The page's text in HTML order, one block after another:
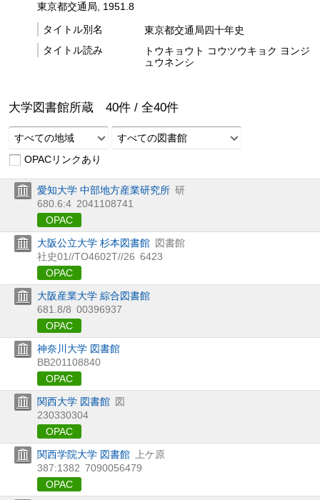
東京都交通局, 1951.8
タイトル別名
東京都交通局四十年史
タイトル読み
トウキョウト コウツウキョク ヨンジ
ュウネンシ
大学図書館所蔵 40件 / 全40件
すべての地域
すべての図書館
OPACリンクあり
愛知大学 中部地方産業研究所 研
680.6:4 2041108741
OPAC
大阪公立大学 杉本図書館 図書館
社史01//TO4602T//26 6423
OPAC
大阪産業大学 綜合図書館
681.8/8 00396937
OPAC
神奈川大学 図書館
BB201108840
OPAC
関西大学 図書館 図
230330304
OPAC
関西学院大学 図書館
上ケ原
387:1382 7090056479
OPAC